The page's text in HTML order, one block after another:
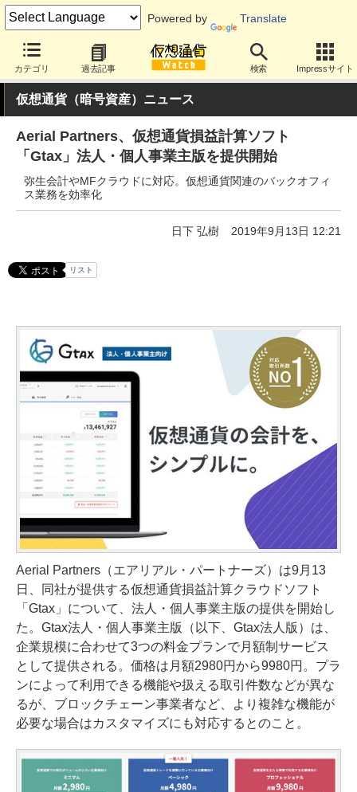
Powered by Translate
カテゴリ 過去記事 検索 Impressサイト
仮想通貨（暗号資産）ニュース
Aerial Partners、仮想通貨損益計算ソフト
「Gtax」法人・個人事業主版を提供開始
弥生会計やMFクラウドに対応。仮想通貨関連のバックオフィ
ス業務を効率化
日下 弘樹 2019年9月13日 12:21
リスト
Aerial Partners（エアリアル・パートナーズ）は9月13
日、同社が提供する仮想通貨損益計算クラウドソフト
「Gtax」について、法人・個人事業主版の提供を開始し
た。Gtax法人・個人事業主版（以下、Gtax法人版）は、
企業規模に合わせて3つの料金プランで月額制サービス
として提供される。価格は月額2980円から9980円。プラ
ンによって利用できる機能や扱える取引件数などが異な
るが、ブロックチェーン事業者など、より複雑な機能が
必要な場合はカスタマイズにも対応するとのこと。